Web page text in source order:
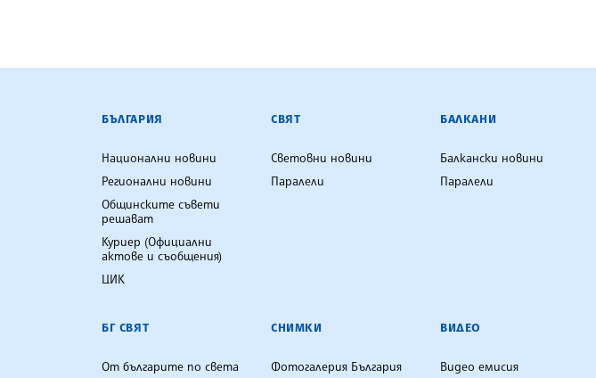
БЪЛГАРСКА ТЕЛЕГРАФНА АГЕНЦИЯ
БЪЛГАРИЯ
Национални новини
Регионални новини
Общинските съвети
решават
Куриер (Официални
актове и съобщения)
ЦИК
СВЯТ
Световни новини
Паралели
БАЛКАНИ
Балкански новини
Паралели
БГ СВЯТ
От българите по света
СНИМКИ
Фотогалерия България
ВИДЕО
Видео емисия